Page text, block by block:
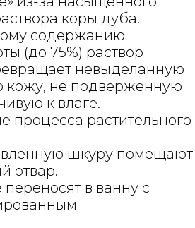
коры дуба.
содержанию
(до 75%) раствор
невыделанную
кожу, не подверженную
к влаге.
процесса растительного
шкуру помещают
отвар.
в ванну с